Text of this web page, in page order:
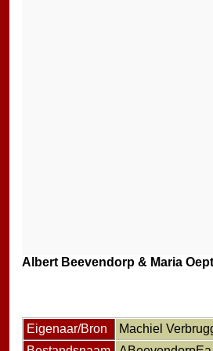
Albert Beevendorp & Maria
Eigenaar/Bron
Machiel